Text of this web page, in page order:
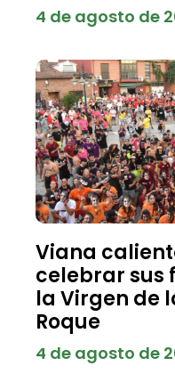
4 de agosto de
Viana
celebrar sus
la Virgen de
Roque
4 de agosto de